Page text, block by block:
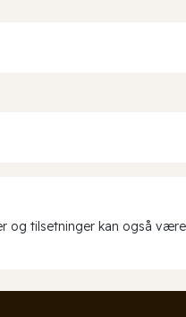
og tilsetninger kan også være